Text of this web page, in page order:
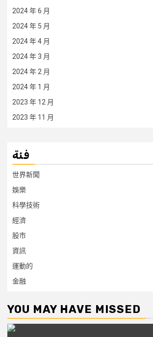
2024 年 6 月
2024 年 5 月
2024 年 4 月
2024 年 3 月
2024 年 2 月
2024 年 1 月
2023 年 12 月
2023 年 11 月
فئة
世界新聞
娛樂
科學技術
經濟
股市
資訊
運動的
金融
YOU MAY HAVE MISSED